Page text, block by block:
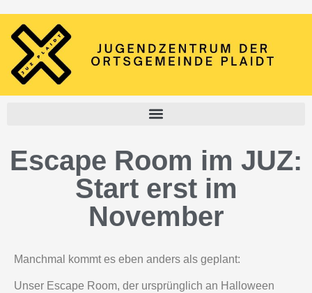
Escape Room im JUZ:
Start erst im
November
Manchmal kommt es eben anders als geplant:
Unser Escape Room, der ursprünglich an Halloween